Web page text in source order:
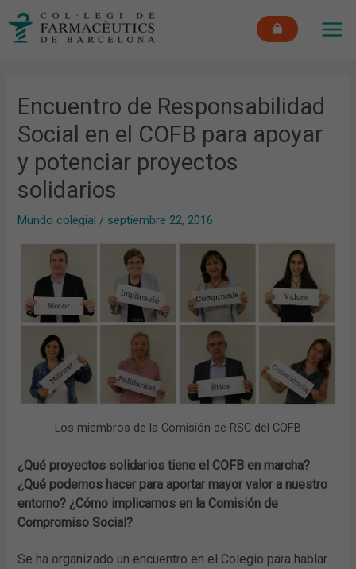
Encuentro de Responsabilidad
Social en el COFB para apoyar
y potenciar proyectos
solidarios
Mundo colegial / septiembre 22, 2016
Los miembros de la Comisión de RSC del COFB
¿Qué proyectos solidarios tiene el COFB en marcha?
¿Qué podemos hacer para aportar mayor valor a nuestro
entorno? ¿Cómo implicarnos en la Comisión de
Compromiso Social?
Se ha organizado un encuentro en el Colegio para hablar